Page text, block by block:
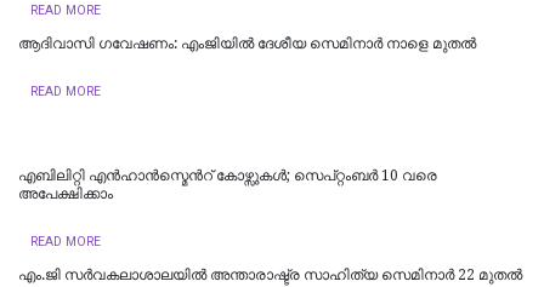
READ MORE
ആദിവാസി ഗവേഷണം: എംജിയില്‍ ദേശീയ സെമിനാര്‍ നാളെ മുതല്‍
READ MORE
എബിലിറ്റി എന്‍ഹാന്‍സ്മെന്‍റ് കോഴ്സുകള്‍; സെപ്റ്റംബര്‍ 10 വരെ
അപേക്ഷിക്കാം
READ MORE
എം.ജി സര്‍വകലാശാലയില്‍ അന്താരാഷ്ട്ര സാഹിത്യ സെമിനാര്‍ 22 മുതല്‍